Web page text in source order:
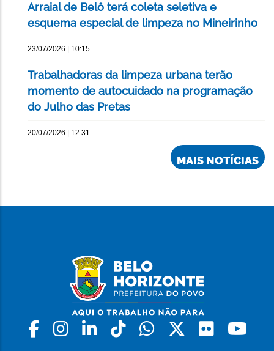
Arraial de Belô terá coleta seletiva e
esquema especial de limpeza no Mineirinho
23/07/2026 | 10:15
Trabalhadoras da limpeza urbana terão
momento de autocuidado na programação
do Julho das Pretas
20/07/2026 | 12:31
MAIS NOTÍCIAS
Facebook
Instagram
LinkedinTiktokWhatsapp
X Flickr